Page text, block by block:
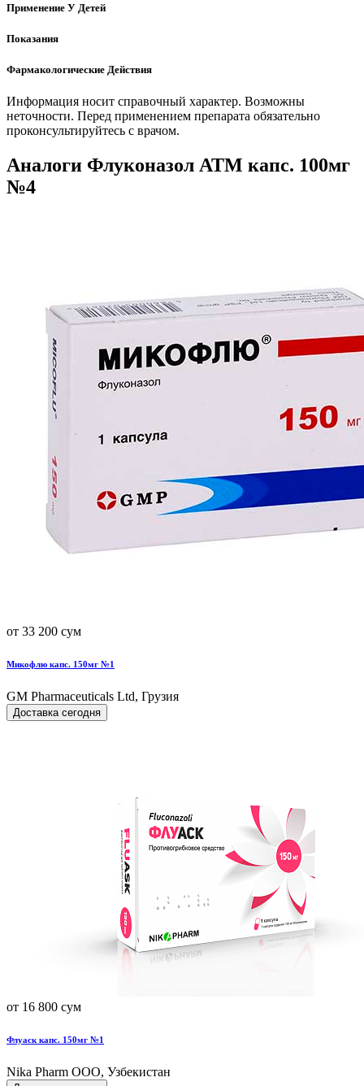
Применение У Детей
Показания
Фармакологические Действия
Информация носит справочный характер. Возможны
неточности. Перед применением препарата обязательно
проконсультируйтесь с врачом.
Аналоги Флуконазол АТМ капс. 100мг
№4
от 33 200 сум
Микофлю капс. 150мг №1
GM Pharmaceuticals Ltd, Грузия
Доставка сегодня
от 16 800 сум
Флуаск капс. 150мг №1
Nika Pharm ООО, Узбекистан